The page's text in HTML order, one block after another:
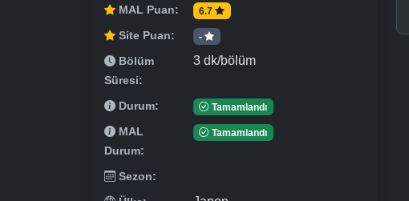
MAL Puan: 6.7
Site Puan: -
Bölüm
Süresi:
3 dk/bölüm
Durum: Tamamlandı
MAL
Durum:
Tamamlandı
Sezon: